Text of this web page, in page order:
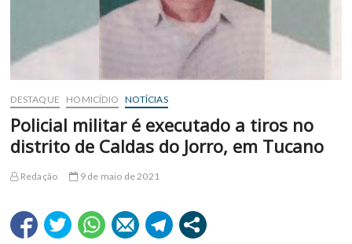
DESTAQUE HOMICÍDIO NOTÍCIAS
Policial militar é executado a tiros no
distrito de Caldas do Jorro, em Tucano
Redação 9 de maio de 2021